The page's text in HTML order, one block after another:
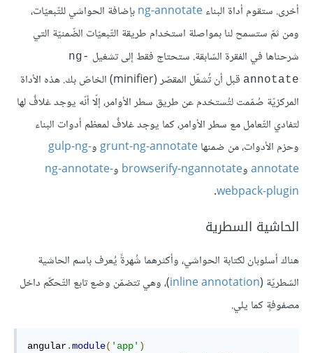
أخرى. ستقوم أداة البناءng-annotateبإضافة الحواشي للتّبعيّات،
ومن ثمّ ستسمح لنا بمواصلة استخدام طريقة التّبعيّات الضّمنيّة التي
شرحناها في الفقرة السّابقة. ستحتاج فقط إلى تشغيل ng-
annotate
قبل أن تُشغّل المقصّر (minifier) الخاصّ بك. هذه الأداة
المركزيّة صُمّمت لتُستخدم عن طريق سطر الأوامر، إلّا أنّه يوجد غلافٌ لها
لتفادي التّعامل مع سطر الأوامر، كما يوجد غلافٌ لمعظم أدوات البناء
وحزم الأدوات، من ضمنهاgrunt-ng-annotateوgulp-ng-
annotateوbrowserify-ngannotate وng-annotate-
webpack-plugin
.
الحاشية السطرية
هناك أسلوبان لكتابة الحواشي، وأكثرهما شُهرةً يُعرف باسم الحاشية
السّطريّة (inline annotation)، وهي تتضمّن وضع تابع التّحكّم داخل
مصفوفةٍ كما يلي.
angular.module( 'app' )